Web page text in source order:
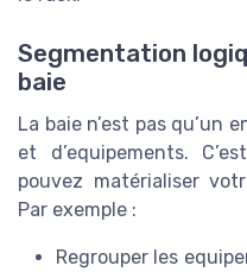
Segmentation
baie
La baie n’est pas qu’un
et d’equipements.
pouvez matérialiser
Par exemple :
Regrouper les